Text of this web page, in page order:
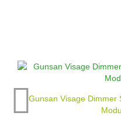
Gunsan Visage Dimmer